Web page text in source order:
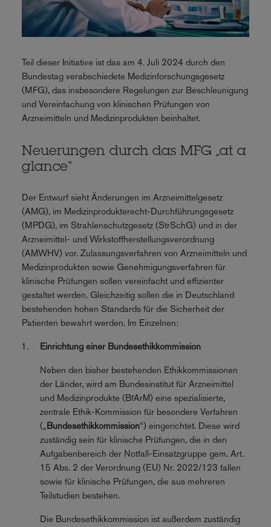
Teil dieser Initiative ist das am 4. Juli 2024 durch den
Bundestag verabschiedete Medizinforschungsgesetz
(MFG), das insbesondere Regelungen zur Beschleunigung
und Vereinfachung von klinischen Prüfungen von
Arzneimitteln und Medizinprodukten beinhaltet.
Neuerungen durch das MFG „at a
glance“
Der Entwurf sieht Änderungen im Arzneimittelgesetz
(AMG), im Medizinprodukterecht-Durchführungsgesetz
(MPDG), im Strahlenschutzgesetz (StrSchG) und in der
Arzneimittel- und Wirkstoffherstellungsverordnung
(AMWHV) vor. Zulassungsverfahren von Arzneimitteln und
Medizinprodukten sowie Genehmigungsverfahren für
klinische Prüfungen sollen vereinfacht und effizienter
gestaltet werden. Gleichzeitig sollen die in Deutschland
bestehenden hohen Standards für die Sicherheit der
Patienten bewahrt werden. Im Einzelnen:
Einrichtung einer Bundesethikkommission
Neben den bisher bestehenden Ethikkommissionen
der Länder, wird am Bundesinstitut für Arzneimittel
und Medizinprodukte (BfArM) eine spezialisierte,
zentrale Ethik-Kommission für besondere Verfahren
(„Bundesethikkommission“) eingerichtet. Diese wird
zuständig sein für klinische Prüfungen, die in den
Aufgabenbereich der Notfall-Einsatzgruppe gem. Art.
15 Abs. 2 der Verordnung (EU) Nr. 2022/123 fallen
sowie für klinische Prüfungen, die aus mehreren
Teilstudien bestehen.
Die Bundesethikkommission ist außerdem zuständig